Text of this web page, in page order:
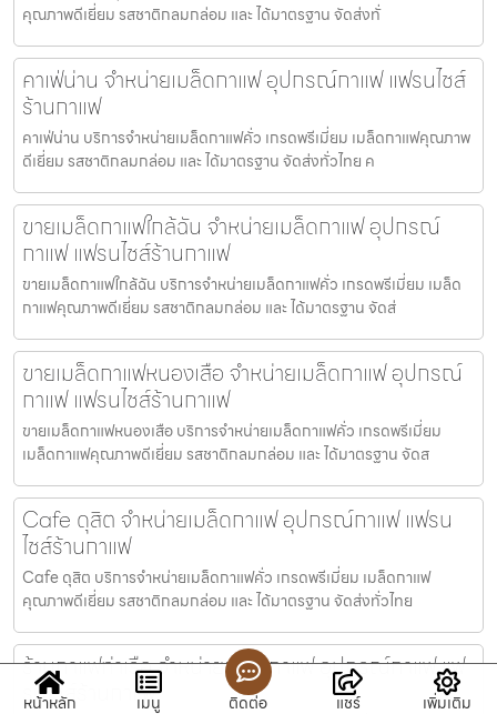
คุณภาพดีเยี่ยม รสชาติกลมกล่อม และ ได้มาตรฐาน จัดส่งทั่
คาเฟ่น่าน จำหน่ายเมล็ดกาแฟ อุปกรณ์กาแฟ แฟรนไชส์
ร้านกาแฟ
คาเฟ่น่าน บริการจำหน่ายเมล็ดกาแฟคั่ว เกรดพรีเมี่ยม เมล็ดกาแฟคุณภาพ
ดีเยี่ยม รสชาติกลมกล่อม และ ได้มาตรฐาน จัดส่งทั่วไทย ค
ขายเมล็ดกาแฟใกล้ฉัน จำหน่ายเมล็ดกาแฟ อุปกรณ์
กาแฟ แฟรนไชส์ร้านกาแฟ
ขายเมล็ดกาแฟใกล้ฉัน บริการจำหน่ายเมล็ดกาแฟคั่ว เกรดพรีเมี่ยม เมล็ด
กาแฟคุณภาพดีเยี่ยม รสชาติกลมกล่อม และ ได้มาตรฐาน จัดส่
ขายเมล็ดกาแฟหนองเสือ จำหน่ายเมล็ดกาแฟ อุปกรณ์
กาแฟ แฟรนไชส์ร้านกาแฟ
ขายเมล็ดกาแฟหนองเสือ บริการจำหน่ายเมล็ดกาแฟคั่ว เกรดพรีเมี่ยม
เมล็ดกาแฟคุณภาพดีเยี่ยม รสชาติกลมกล่อม และ ได้มาตรฐาน จัดส
Cafe ดุสิต จำหน่ายเมล็ดกาแฟ อุปกรณ์กาแฟ แฟรน
ไชส์ร้านกาแฟ
Cafe ดุสิต บริการจำหน่ายเมล็ดกาแฟคั่ว เกรดพรีเมี่ยม เมล็ดกาแฟ
คุณภาพดีเยี่ยม รสชาติกลมกล่อม และ ได้มาตรฐาน จัดส่งทั่วไทย
ร้านกาแฟท่าเรือ จำหน่ายเมล็ดกาแฟ อุปกรณ์กาแฟ แฟ
รนไชส์ร้านกาแฟ
หน้าหลัก เมนู ติดต่อ แชร์ เพิ่มเติม